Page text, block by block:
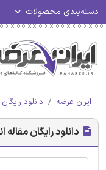
دسته‌بندی محصولات
ایران عرضه دانلود
دانلود رایگان